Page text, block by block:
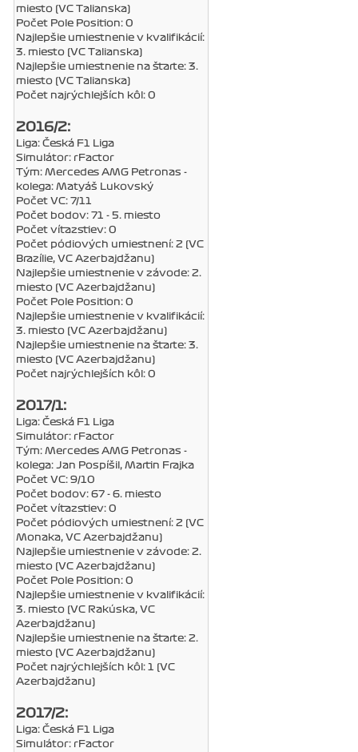
miesto (VC Talianska)
Počet Pole Position: 0
Najlepšie umiestnenie v kvalifikácií:
3. miesto (VC Talianska)
Najlepšie umiestnenie na štarte: 3.
miesto (VC Talianska)
Počet najrýchlejších kôl: 0
2016/2:
Liga: Česká F1 Liga
Simulátor: rFactor
Tým: Mercedes AMG Petronas -
kolega: Matyáš Lukovský
Počet VC: 7/11
Počet bodov: 71 - 5. miesto
Počet víťazstiev: 0
Počet pódiových umiestnení: 2 (VC
Brazílie, VC Azerbajdžanu)
Najlepšie umiestnenie v závode: 2.
miesto (VC Azerbajdžanu)
Počet Pole Position: 0
Najlepšie umiestnenie v kvalifikácií:
3. miesto (VC Azerbajdžanu)
Najlepšie umiestnenie na štarte: 3.
miesto (VC Azerbajdžanu)
Počet najrýchlejších kôl: 0
2017/1:
Liga: Česká F1 Liga
Simulátor: rFactor
Tým: Mercedes AMG Petronas -
kolega: Jan Pospíšil, Martin Frajka
Počet VC: 9/10
Počet bodov: 67 - 6. miesto
Počet víťazstiev: 0
Počet pódiových umiestnení: 2 (VC
Monaka, VC Azerbajdžanu)
Najlepšie umiestnenie v závode: 2.
miesto (VC Azerbajdžanu)
Počet Pole Position: 0
Najlepšie umiestnenie v kvalifikácií:
3. miesto (VC Rakúska, VC
Azerbajdžanu)
Najlepšie umiestnenie na štarte: 2.
miesto (VC Azerbajdžanu)
Počet najrýchlejších kôl: 1 (VC
Azerbajdžanu)
2017/2:
Liga: Česká F1 Liga
Simulátor: rFactor